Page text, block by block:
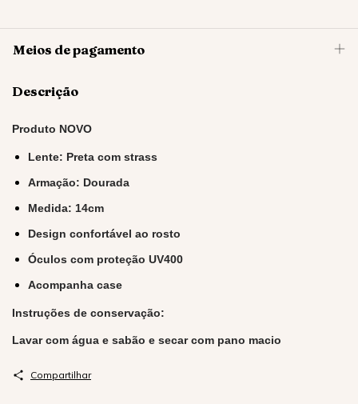
Meios de pagamento
Descrição
Produto NOVO
Lente: Preta com strass
Armação: Dourada
Medida: 14cm
Design confortável ao rosto
Óculos com proteção UV400
Acompanha case
Instruções de conservação:
Lavar com água e sabão e secar com pano macio
Compartilhar